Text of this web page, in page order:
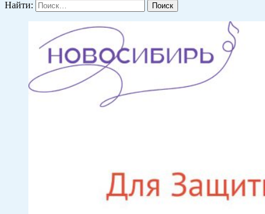
Найти: